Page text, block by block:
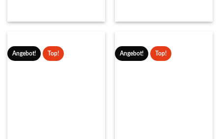
Angebot! Top! Angebot! Top!